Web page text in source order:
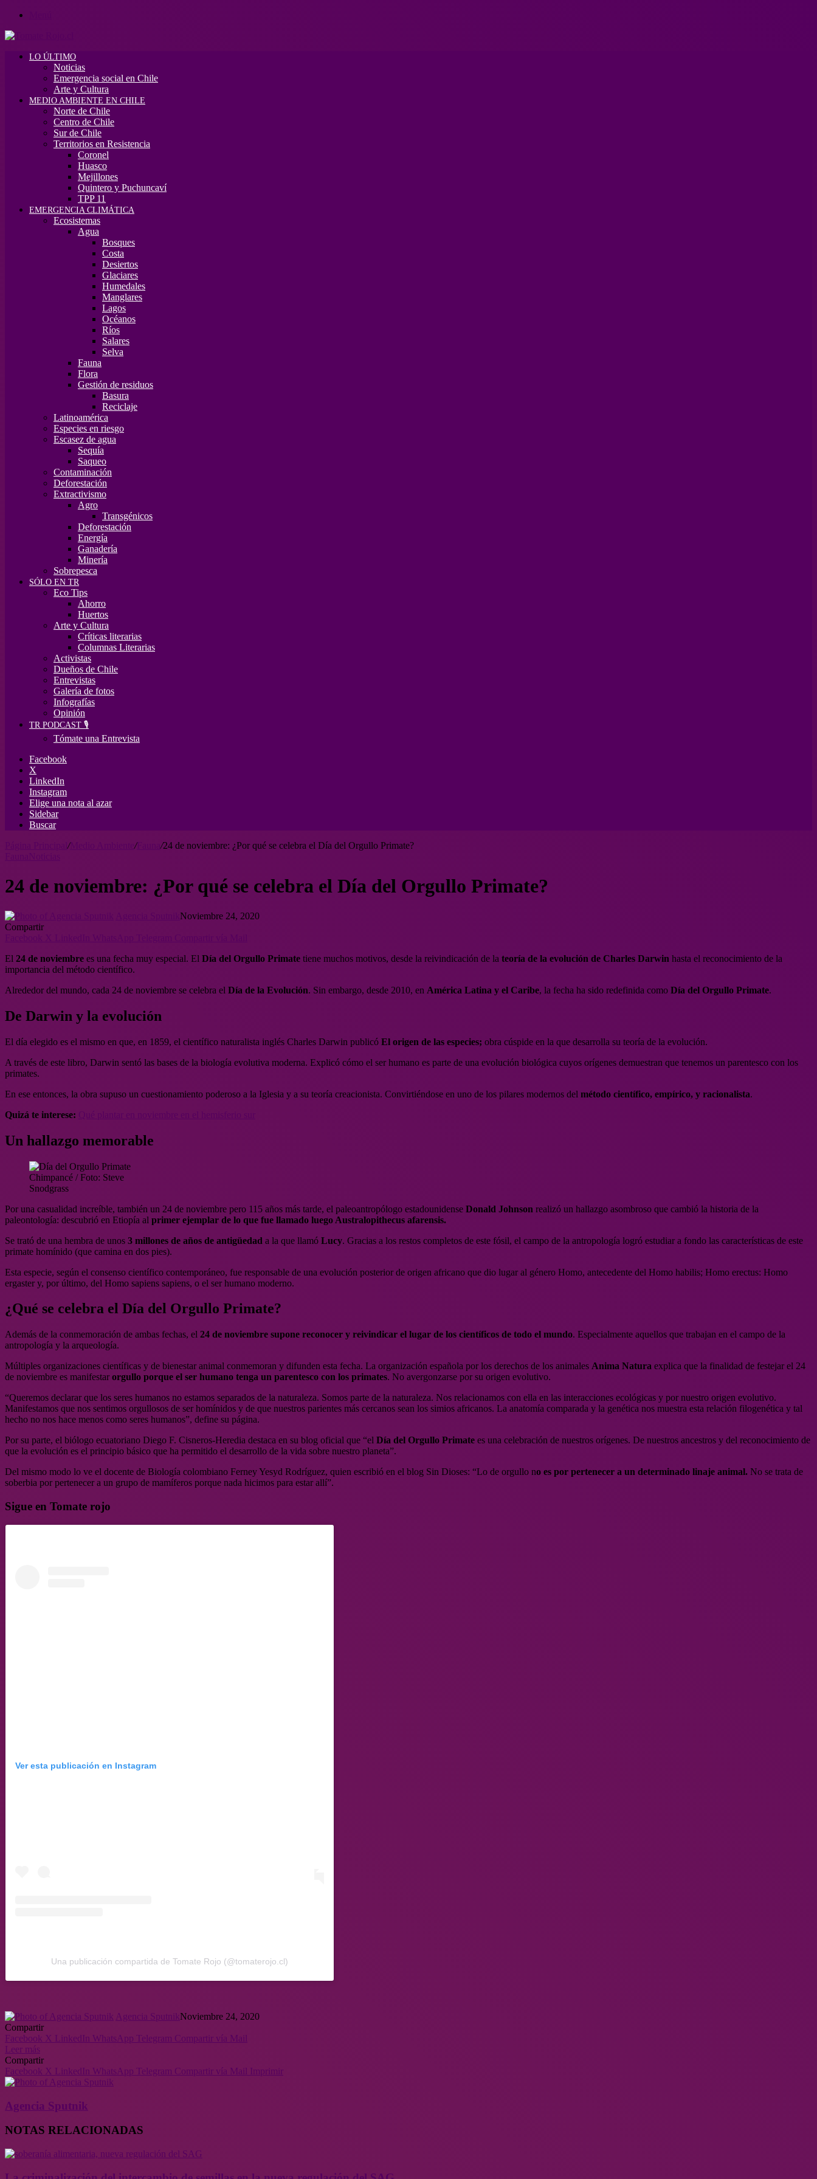
LO ÚLTIMO
Noticias
Emergencia social en Chile
Arte y Cultura
MEDIO AMBIENTE EN CHILE
Norte de Chile
Centro de Chile
Sur de Chile
Territorios en Resistencia
Coronel
Huasco
Mejillones
Quintero y Puchuncaví
TPP 11
EMERGENCIA CLIMÁTICA
Ecosistemas
Agua
Bosques
Costa
Desiertos
Glaciares
Humedales
Manglares
Lagos
Océanos
Ríos
Salares
Selva
Fauna
Flora
Gestión de residuos
Basura
Reciclaje
Latinoamérica
Especies en riesgo
Escasez de agua
Sequía
Saqueo
Contaminación
Deforestación
Extractivismo
Agro
Transgénicos
Deforestación
Energía
Ganadería
Minería
Sobrepesca
SÓLO EN TR
Eco Tips
Ahorro
Huertos
Arte y Cultura
Críticas literarias
Columnas Literarias
Activistas
Dueños de Chile
Entrevistas
Galería de fotos
Infografías
Opinión
TR PODCAST 🎙️
Tómate una Entrevista
Facebook
X
LinkedIn
Instagram
Elige una nota al azar
Sidebar
Buscar
/Medio Ambiente /Fauna /24 de noviembre: ¿Por qué se celebra el Día del Orgullo Primate?
24 de noviembre: ¿Por qué se celebra el Día del Orgullo Primate?
Noviembre 24, 2020
Compartir
El 24 de noviembre es una fecha muy especial. El Día del Orgullo Primate tiene muchos motivos, desde la reivindicación de la teoría de la evolución de Charles Darwin hasta el reconocimiento de la
importancia del método científico.
Alrededor del mundo, cada 24 de noviembre se celebra el Día de la Evolución. Sin embargo, desde 2010, en América Latina y el Caribe, la fecha ha sido redefinida como Día del Orgullo Primate.
De Darwin y la evolución
El día elegido es el mismo en que, en 1859, el científico naturalista inglés Charles Darwin publicó El origen de las especies; obra cúspide en la que desarrolla su teoría de la evolución.
A través de este libro, Darwin sentó las bases de la biología evolutiva moderna. Explicó cómo el ser humano es parte de una evolución biológica cuyos orígenes demuestran que tenemos un parentesco con los
primates.
En ese entonces, la obra supuso un cuestionamiento poderoso a la Iglesia y a su teoría creacionista. Convirtiéndose en uno de los pilares modernos del método científico, empírico, y racionalista.
Quizá te interese:
Un hallazgo memorable
Chimpancé / Foto: Steve
Snodgrass
Por una casualidad increíble, también un 24 de noviembre pero 115 años más tarde, el paleoantropólogo estadounidense Donald Johnson realizó un hallazgo asombroso que cambió la historia de la
paleontología: descubrió en Etiopía al primer ejemplar de lo que fue llamado luego Australopithecus afarensis.
Se trató de una hembra de unos 3 millones de años de antigüedad a la que llamó Lucy. Gracias a los restos completos de este fósil, el campo de la antropología logró estudiar a fondo las características de este
primate homínido (que camina en dos pies).
Esta especie, según el consenso científico contemporáneo, fue responsable de una evolución posterior de origen africano que dio lugar al género Homo, antecedente del Homo habilis; Homo erectus: Homo
ergaster y, por último, del Homo sapiens sapiens, o el ser humano moderno.
¿Qué se celebra el Día del Orgullo Primate?
Además de la conmemoración de ambas fechas, el 24 de noviembre supone reconocer y reivindicar el lugar de los científicos de todo el mundo. Especialmente aquellos que trabajan en el campo de la
antropología y la arqueología.
Múltiples organizaciones científicas y de bienestar animal conmemoran y difunden esta fecha. La organización española por los derechos de los animales Anima Natura explica que la finalidad de festejar el 24
de noviembre es manifestar orgullo porque el ser humano tenga un parentesco con los primates. No avergonzarse por su origen evolutivo.
“Queremos declarar que los seres humanos no estamos separados de la naturaleza. Somos parte de la naturaleza. Nos relacionamos con ella en las interacciones ecológicas y por nuestro origen evolutivo.
Manifestamos que nos sentimos orgullosos de ser homínidos y de que nuestros parientes más cercanos sean los simios africanos. La anatomía comparada y la genética nos muestra esta relación filogenética y tal
hecho no nos hace menos como seres humanos”, define su página.
Por su parte, el biólogo ecuatoriano Diego F. Cisneros-Heredia destaca en su blog oficial que “el Día del Orgullo Primate es una celebración de nuestros orígenes. De nuestros ancestros y del reconocimiento de
que la evolución es el principio básico que ha permitido el desarrollo de la vida sobre nuestro planeta”.
Del mismo modo lo ve el docente de Biología colombiano Ferney Yesyd Rodríguez, quien escribió en el blog Sin Dioses: “Lo de orgullo no es por pertenecer a un determinado linaje animal. No se trata de
soberbia por pertenecer a un grupo de mamíferos porque nada hicimos para estar allí”.
Sigue en Tomate rojo
Ver esta publicación en Instagram
Una publicación compartida de Tomate Rojo (@tomaterojo.cl)
Agencia SputnikNoviembre 24, 2020
Compartir
Facebook X LinkedIn WhatsApp Telegram Compartir vía Mail
Leer más
Compartir
Facebook X LinkedIn WhatsApp Telegram Compartir vía Mail Imprimir
Agencia Sputnik
NOTAS RELACIONADAS